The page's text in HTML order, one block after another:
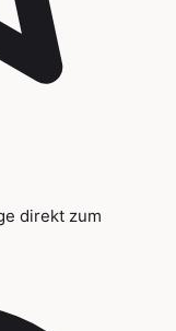
direkt zum